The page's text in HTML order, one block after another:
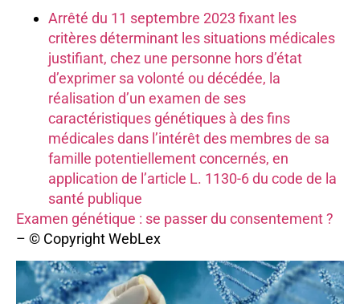
Arrêté du 11 septembre 2023 fixant les
critères déterminant les situations médicales
justifiant, chez une personne hors d’état
d’exprimer sa volonté ou décédée, la
réalisation d’un examen de ses
caractéristiques génétiques à des fins
médicales dans l’intérêt des membres de sa
famille potentiellement concernés, en
application de l’article L. 1130-6 du code de la
santé publique
Examen génétique : se passer du consentement ?
– © Copyright WebLex